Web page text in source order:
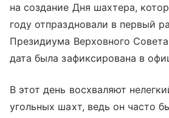
на создание Дня шахтера,
году отпраздновали в первый
Президиума Верховного
дата была зафиксирована в
В этот день восхваляют
угольных шахт, ведь он часто